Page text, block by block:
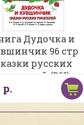
Дудочка и
96 стр
русских
(ВЧ)
р.